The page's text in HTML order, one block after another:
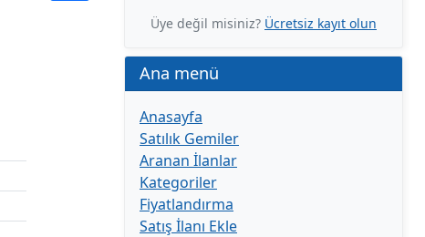
Üye değil misiniz? Ücretsiz kayıt olun
Ana menü
Anasayfa
Satılık Gemiler
Aranan İlanlar
Kategoriler
Fiyatlandırma
Satış İlanı Ekle